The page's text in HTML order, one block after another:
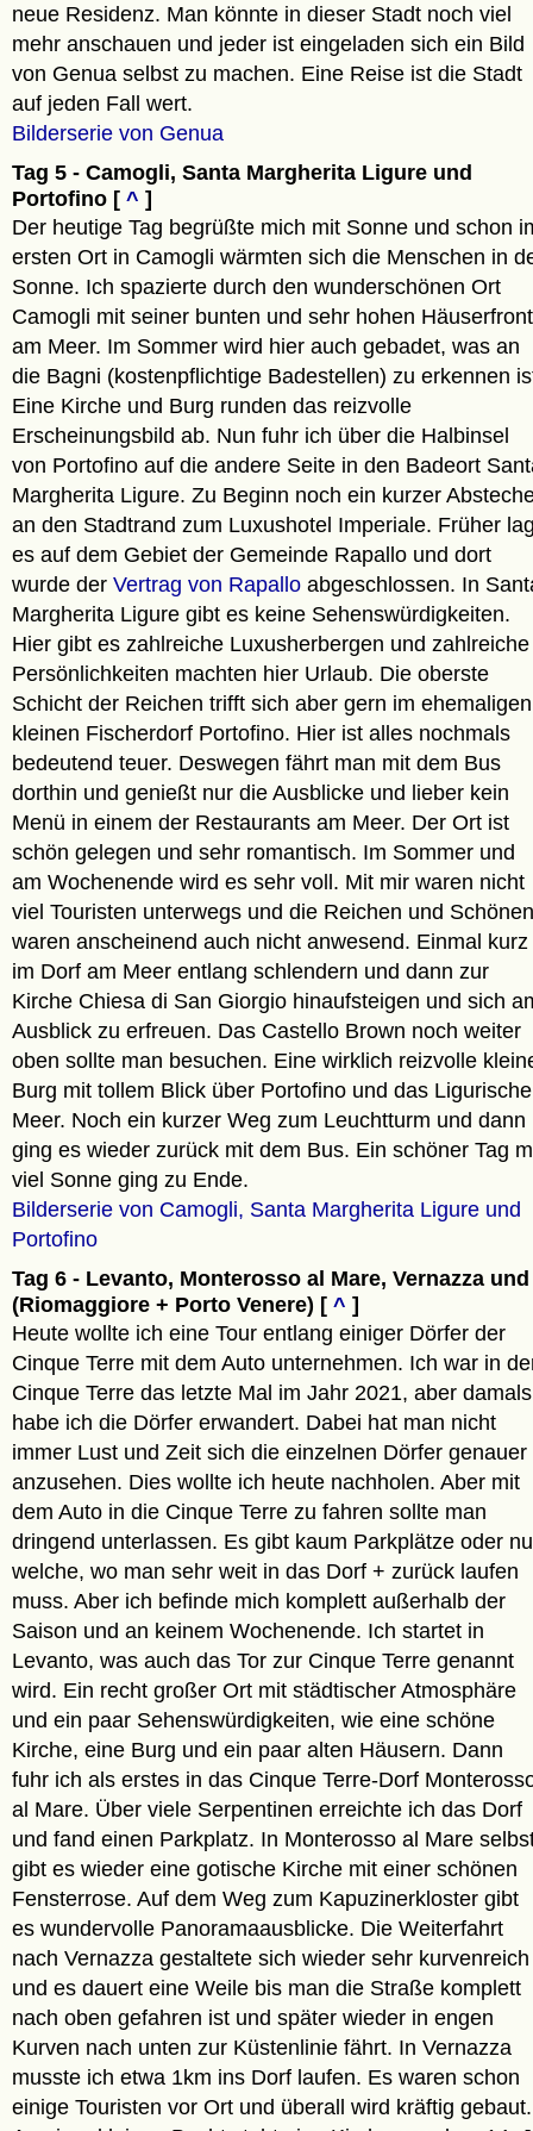
neue Residenz. Man könnte in dieser Stadt noch viel
mehr anschauen und jeder ist eingeladen sich ein Bild
von Genua selbst zu machen. Eine Reise ist die Stadt
auf jeden Fall wert.
Bilderserie von Genua
Tag 5 - Camogli, Santa Margherita Ligure und
Portofino [ ^ ]
Der heutige Tag begrüßte mich mit Sonne und schon
ersten Ort in Camogli wärmten sich die Menschen in
Sonne. Ich spazierte durch den wunderschönen Ort
Camogli mit seiner bunten und sehr hohen Häuserfront
am Meer. Im Sommer wird hier auch gebadet, was an
die Bagni (kostenpflichtige Badestellen) zu erkennen
Eine Kirche und Burg runden das reizvolle
Erscheinungsbild ab. Nun fuhr ich über die Halbinsel
von Portofino auf die andere Seite in den Badeort
Margherita Ligure. Zu Beginn noch ein kurzer
an den Stadtrand zum Luxushotel Imperiale. Früher
es auf dem Gebiet der Gemeinde Rapallo und dort
wurde der Vertrag von Rapallo abgeschlossen. In
Margherita Ligure gibt es keine Sehenswürdigkeiten.
Hier gibt es zahlreiche Luxusherbergen und zahlreiche
Persönlichkeiten machten hier Urlaub. Die oberste
Schicht der Reichen trifft sich aber gern im ehemaligen
kleinen Fischerdorf Portofino. Hier ist alles nochmals
bedeutend teuer. Deswegen fährt man mit dem Bus
dorthin und genießt nur die Ausblicke und lieber kein
Menü in einem der Restaurants am Meer. Der Ort ist
schön gelegen und sehr romantisch. Im Sommer und
am Wochenende wird es sehr voll. Mit mir waren nicht
viel Touristen unterwegs und die Reichen und Schönen
waren anscheinend auch nicht anwesend. Einmal kurz
im Dorf am Meer entlang schlendern und dann zur
Kirche Chiesa di San Giorgio hinaufsteigen und sich
Ausblick zu erfreuen. Das Castello Brown noch weiter
oben sollte man besuchen. Eine wirklich reizvolle
Burg mit tollem Blick über Portofino und das Ligurische
Meer. Noch ein kurzer Weg zum Leuchtturm und dann
ging es wieder zurück mit dem Bus. Ein schöner Tag
viel Sonne ging zu Ende.
Bilderserie von Camogli, Santa Margherita Ligure und
Portofino
Tag 6 - Levanto, Monterosso al Mare, Vernazza und
(Riomaggiore + Porto Venere) [ ^ ]
Heute wollte ich eine Tour entlang einiger Dörfer der
Cinque Terre mit dem Auto unternehmen. Ich war in
Cinque Terre das letzte Mal im Jahr 2021, aber damals
habe ich die Dörfer erwandert. Dabei hat man nicht
immer Lust und Zeit sich die einzelnen Dörfer genauer
anzusehen. Dies wollte ich heute nachholen. Aber mit
dem Auto in die Cinque Terre zu fahren sollte man
dringend unterlassen. Es gibt kaum Parkplätze oder
welche, wo man sehr weit in das Dorf + zurück laufen
muss. Aber ich befinde mich komplett außerhalb der
Saison und an keinem Wochenende. Ich startet in
Levanto, was auch das Tor zur Cinque Terre genannt
wird. Ein recht großer Ort mit städtischer Atmosphäre
und ein paar Sehenswürdigkeiten, wie eine schöne
Kirche, eine Burg und ein paar alten Häusern. Dann
fuhr ich als erstes in das Cinque Terre-Dorf
al Mare. Über viele Serpentinen erreichte ich das Dorf
und fand einen Parkplatz. In Monterosso al Mare
gibt es wieder eine gotische Kirche mit einer schönen
Fensterrose. Auf dem Weg zum Kapuzinerkloster gibt
es wundervolle Panoramaausblicke. Die Weiterfahrt
nach Vernazza gestaltete sich wieder sehr kurvenreich
und es dauert eine Weile bis man die Straße komplett
nach oben gefahren ist und später wieder in engen
Kurven nach unten zur Küstenlinie fährt. In Vernazza
musste ich etwa 1km ins Dorf laufen. Es waren schon
einige Touristen vor Ort und überall wird kräftig gebaut.